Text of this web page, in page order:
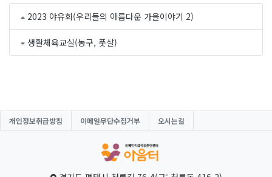
2023 야유회(우리들의 아름다운 가을이야기 2)
생활체육교실(농구, 풋살)
개인정보취급방침 이메일무단수집거부 오시는길